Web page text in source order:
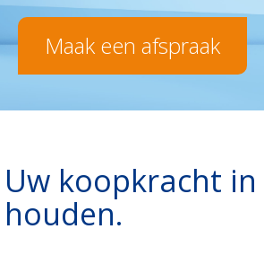
Jouw familie
Jouw pensioen
Duurzaamheid
Uw aansprakelijkheid
Uw inkomsten
Polis Check
Maak een afspraak
Uw koopkracht
houden.